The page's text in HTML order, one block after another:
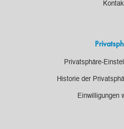
Privatsphäre-
Historie der
Einwilligungen